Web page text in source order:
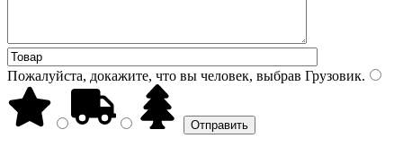
Пожалуйста, докажите, что вы человек, выбрав Грузовик.